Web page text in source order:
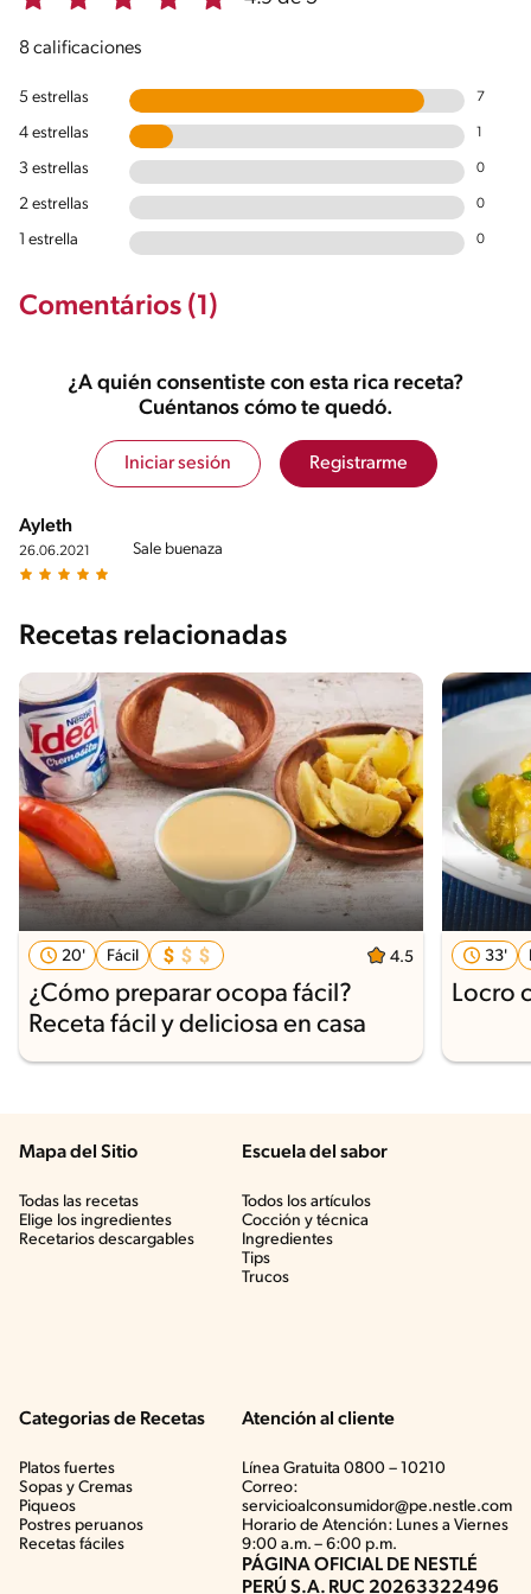
8 calificaciones
5 estrellas 7
4 estrellas 1
3 estrellas 0
2 estrellas 0
1 estrella 0
Comentários (1)
¿A quién consentiste con esta rica receta?
Cuéntanos cómo te quedó.
Iniciar sesión Registrarme
Ayleth
26.06.2021 Sale buenaza
Recetas relacionadas
20' Fácil 4.5
¿Cómo preparar ocopa fácil?
Receta fácil y deliciosa en casa
33'
Locro
Mapa del Sitio
Todas las recetas
Elige los ingredientes
Recetarios descargables
Escuela del sabor
Todos los artículos
Cocción y técnica
Ingredientes
Tips
Trucos
Categorias de Recetas
Platos fuertes
Sopas y Cremas
Piqueos
Postres peruanos
Recetas fáciles
Atención al cliente
Línea Gratuita 0800 – 10210
Correo:
servicioalconsumidor@pe.nestle.com
Horario de Atención: Lunes a Viernes
9:00 a.m. – 6:00 p.m.
PÁGINA OFICIAL DE NESTLÉ
PERÚ S.A. RUC 20263322496